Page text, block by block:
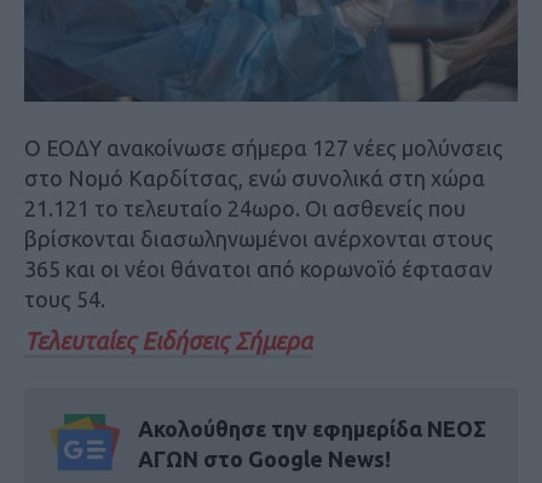
Ο ΕΟΔΥ ανακοίνωσε σήμερα 127 νέες μολύνσεις
στο Νομό Καρδίτσας, ενώ συνολικά στη χώρα
21.121 το τελευταίο 24ωρο. Οι ασθενείς που
βρίσκονται διασωληνωμένοι ανέρχονται στους
365 και οι νέοι θάνατοι από κορωνοϊό έφτασαν
τους 54.
Τελευταίες Ειδήσεις Σήμερα
Ακολούθησε την εφημερίδα ΝΕΟΣ
ΑΓΩΝ στο Google News!